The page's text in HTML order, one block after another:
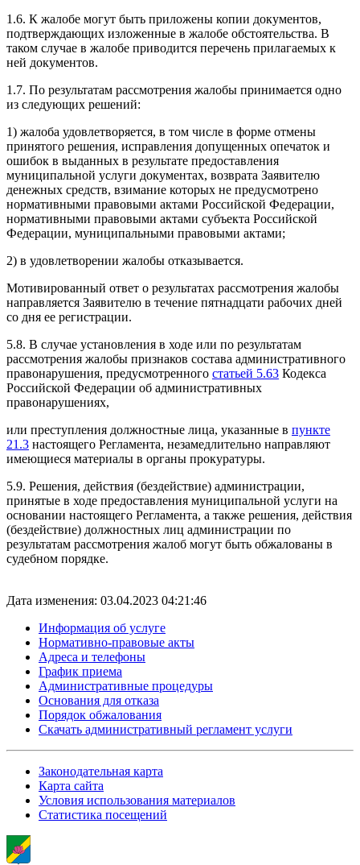
1.6. К жалобе могут быть приложены копии документов,
подтверждающих изложенные в жалобе обстоятельства. В
таком случае в жалобе приводится перечень прилагаемых к
ней документов.
1.7. По результатам рассмотрения жалобы принимается одно
из следующих решений:
1) жалоба удовлетворяется, в том числе в форме отмены
принятого решения, исправления допущенных опечаток и
ошибок в выданных в результате предоставления
муниципальной услуги документах, возврата Заявителю
денежных средств, взимание которых не предусмотрено
нормативными правовыми актами Российской Федерации,
нормативными правовыми актами субъекта Российской
Федерации, муниципальными правовыми актами;
2) в удовлетворении жалобы отказывается.
Мотивированный ответ о результатах рассмотрения жалобы
направляется Заявителю в течение пятнадцати рабочих дней
со дня ее регистрации.
5.8. В случае установления в ходе или по результатам
рассмотрения жалобы признаков состава административного
правонарушения, предусмотренного статьей 5.63 Кодекса
Российской Федерации об административных
правонарушениях,
или преступления должностные лица, указанные в пункте
21.3 настоящего Регламента, незамедлительно направляют
имеющиеся материалы в органы прокуратуры.
5.9. Решения, действия (бездействие) администрации,
принятые в ходе предоставления муниципальной услуги на
основании настоящего Регламента, а также решения, действия
(бездействие) должностных лиц администрации по
результатам рассмотрения жалоб могут быть обжалованы в
судебном порядке.
Дата изменения: 03.04.2023 04:21:46
Информация об услуге
Нормативно-правовые акты
Адреса и телефоны
График приема
Административные процедуры
Основания для отказа
Порядок обжалования
Скачать административный регламент услуги
Законодательная карта
Карта сайта
Условия использования материалов
Статистика посещений